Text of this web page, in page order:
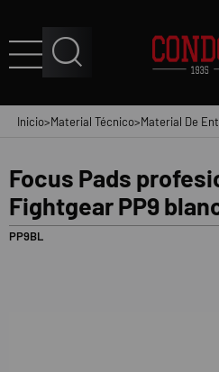
Inicio>Material Técnico>Material De
Focus Pads
Fightgear PP9
PP9BL